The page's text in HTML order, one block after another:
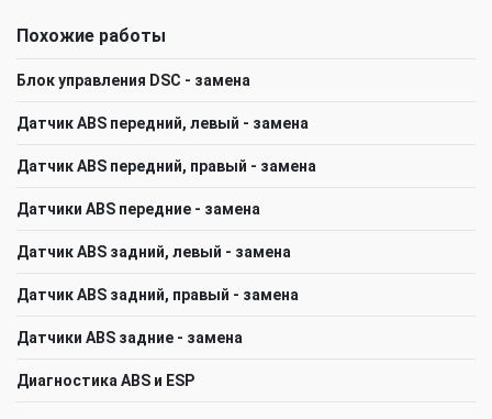
Похожие работы
Блок управления DSC - замена
Датчик ABS передний, левый - замена
Датчик ABS передний, правый - замена
Датчики ABS передние - замена
Датчик ABS задний, левый - замена
Датчик ABS задний, правый - замена
Датчики ABS задние - замена
Диагностика ABS и ESP